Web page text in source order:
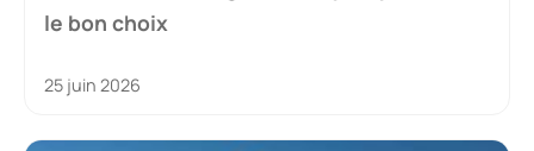
le bon choix
25 juin 2026